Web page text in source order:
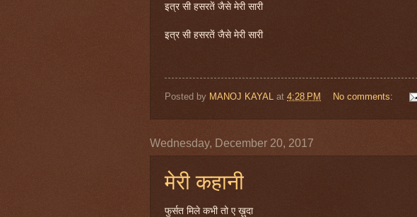
इत्र सी हसरतें जैसे मेरी सारी
इत्र सी हसरतें जैसे मेरी सारी
Posted by MANOJ KAYAL at 4:28 PM No comments:
Wednesday, December 20, 2017
मेरी कहानी
फुर्सत मिले कभी तो ए ख़ुदा